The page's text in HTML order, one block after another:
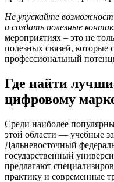
Не упускайте
и создать полезные
мероприятиях – это не
полезных связей,
профессиональный
Где найти
цифровому
Среди наиболее
этой области — учебные
Дальневосточный
государственный
предлагают
практику и современные